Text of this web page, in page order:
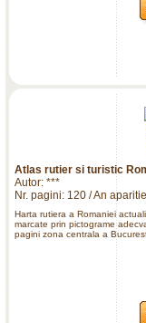
Atlas rutier si turistic
Autor: ***
Nr. pagini: 120 / An
Harta rutiera a Romaniei
marcate prin pictograme
pagini zona centrala a